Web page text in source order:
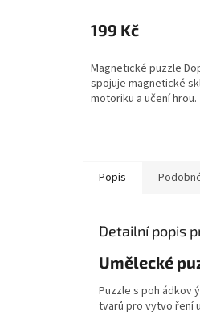
199 Kč
Magnetické puzzle
spojuje magnetické
motoriku a učení hrou.
Popis
Detailní popis
Umělecké
Puzzle s poh ádkov
tvarů pro vytvo ření